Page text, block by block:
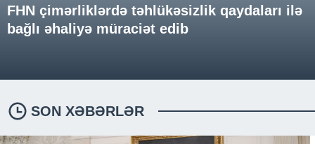
FHN çimərliklərdə təhlükəsizlik qaydaları ilə
bağlı əhaliyə müraciət edib
SON XƏBƏRLƏR